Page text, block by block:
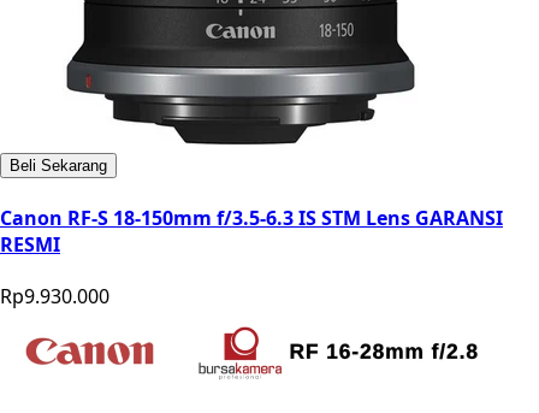
Beli Sekarang
Canon RF-S 18-150mm f/3.5-6.3 IS STM Lens GARANSI
RESMI
Rp9.930.000